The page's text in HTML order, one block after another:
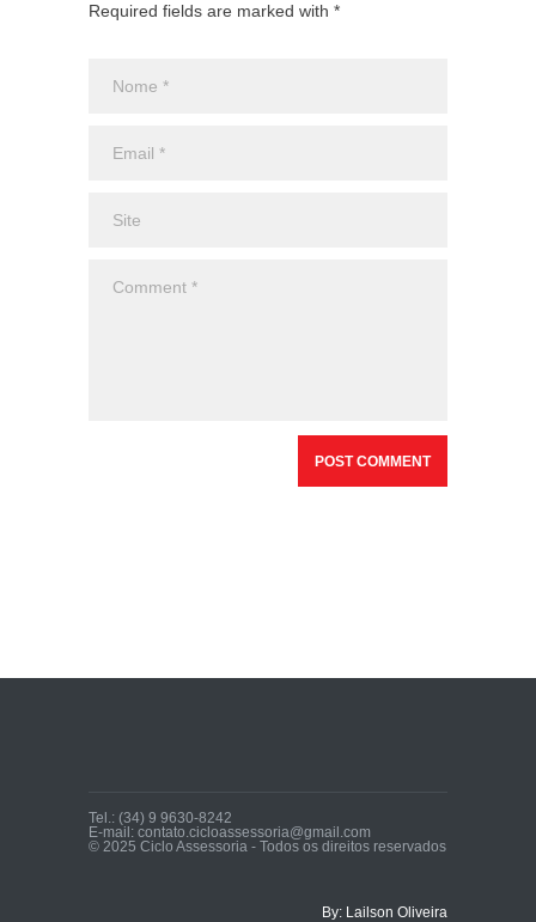
Required fields are marked with *
Tel.: (34) 9 9630-8242
E-mail: contato.cicloassessoria@gmail.com
© 2025 Ciclo Assessoria - Todos os direitos reservados
By: Lailson Oliveira